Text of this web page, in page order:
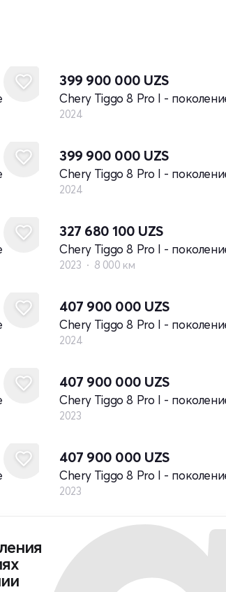
399 900 000 UZS
Chery Tiggo 8 Pro I -
2024
399 900 000 UZS
Chery Tiggo 8 Pro I -
2024
327 680 100 UZS
Chery Tiggo 8 Pro I -
2023 8 000 км
407 900 000 UZS
Chery Tiggo 8 Pro I -
2024
407 900 000 UZS
Chery Tiggo 8 Pro I -
2023
407 900 000 UZS
Chery Tiggo 8 Pro I -
2023